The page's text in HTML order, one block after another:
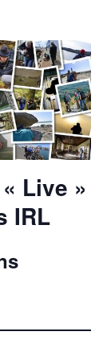
Live »
IRL